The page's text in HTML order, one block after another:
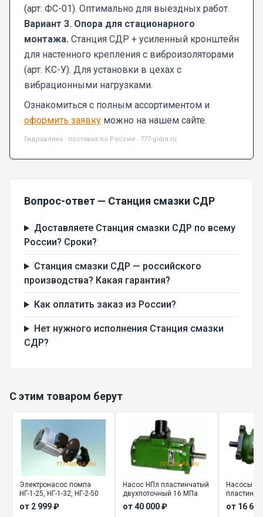
(арт. ФС-01). Оптимально для выездных работ.
Вариант 3. Опора для стационарного
монтажа. Станция СДР + усиленный кронштейн
для настенного крепления с виброизоляторами
(арт. КС-У). Для установки в цехах с
вибрационными нагрузками.
Ознакомиться с полным ассортиментом и
оформить заявку можно на нашем сайте.
Гидравлика · поставка по России · 777-gidra.ru
Вопрос-ответ — Станция смазки СДР
Доставляете Станция смазки СДР по всему
России? Сроки?
Станция смазки СДР — российского
производства? Какая гарантия?
Как оплатить заказ из России?
Нет нужного исполнения Станция смазки
СДР?
С этим товаром берут
Электронасос помпа
НГ-1-25, НГ-1-32, НГ-2-50
от 2 999 ₽
Насос НПл пластинчатый
двухпоточный 16 МПа
от 40 000 ₽
Насосы
от 16